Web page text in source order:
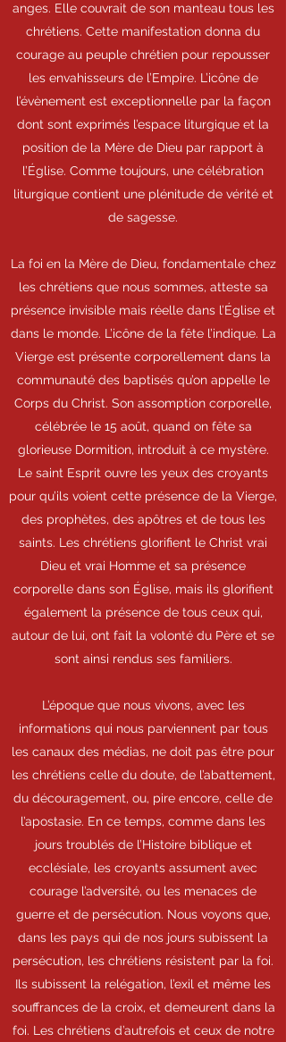
anges. Elle couvrait de son manteau tous les
chrétiens. Cette manifestation donna du
courage au peuple chrétien pour repousser
les envahisseurs de l’Empire. L’icône de
l’évènement est exceptionnelle par la façon
dont sont exprimés l’espace liturgique et la
position de la Mère de Dieu par rapport à
l’Église. Comme toujours, une célébration
liturgique contient une plénitude de vérité et
de sagesse.
La foi en la Mère de Dieu, fondamentale chez
les chrétiens que nous sommes, atteste sa
présence invisible mais réelle dans l’Église et
dans le monde. L’icône de la fête l’indique. La
Vierge est présente corporellement dans la
communauté des baptisés qu’on appelle le
Corps du Christ. Son assomption corporelle,
célébrée le 15 août, quand on fête sa
glorieuse Dormition, introduit à ce mystère.
Le saint Esprit ouvre les yeux des croyants
pour qu’ils voient cette présence de la Vierge,
des prophètes, des apôtres et de tous les
saints. Les chrétiens glorifient le Christ vrai
Dieu et vrai Homme et sa présence
corporelle dans son Église, mais ils glorifient
également la présence de tous ceux qui,
autour de lui, ont fait la volonté du Père et se
sont ainsi rendus ses familiers.
L’époque que nous vivons, avec les
informations qui nous parviennent par tous
les canaux des médias, ne doit pas être pour
les chrétiens celle du doute, de l’abattement,
du découragement, ou, pire encore, celle de
l’apostasie. En ce temps, comme dans les
jours troublés de l’Histoire biblique et
ecclésiale, les croyants assument avec
courage l’adversité, ou les menaces de
guerre et de persécution. Nous voyons que,
dans les pays qui de nos jours subissent la
persécution, les chrétiens résistent par la foi.
Ils subissent la relégation, l’exil et même les
souffrances de la croix, et demeurent dans la
foi. Les chrétiens d’autrefois et ceux de notre